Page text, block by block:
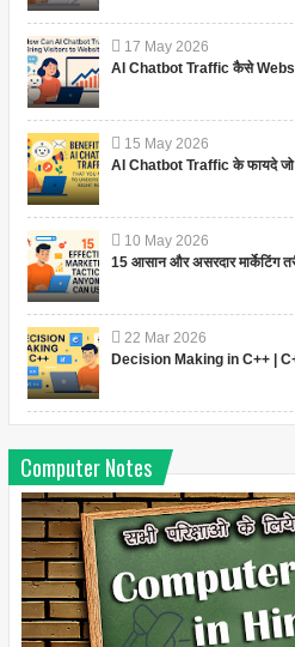
17 May 2026
AI Chatbot Traffic कैसे
15 May 2026
AI Chatbot Traffic के फायदे जो
10 May 2026
15 आसान और असरदार मार्केटिंग
22 Mar 2026
Decision Making in C++ |
Computer Notes